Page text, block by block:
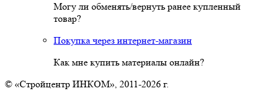
Могу ли обменять/вернуть ранее купленный
товар?
Покупка через интернет-магазин
Как мне купить материалы онлайн?
© «Стройцентр ИНКОМ», 2011-2026 г.